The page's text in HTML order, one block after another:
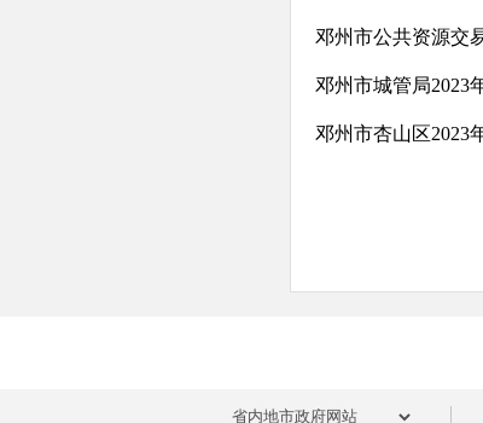
邓州市公共资源交
邓州市城管局2023
邓州市杏山区2023